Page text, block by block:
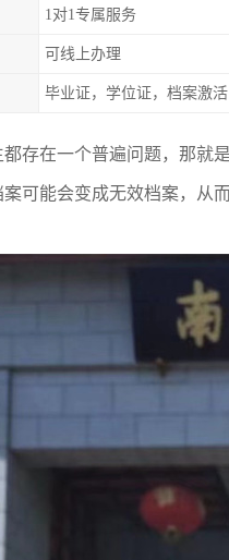
1对1专属服务
可线上办理
毕业证，学位证，档案激
存在一个普遍问题，那就
可能会变成无效档案，从